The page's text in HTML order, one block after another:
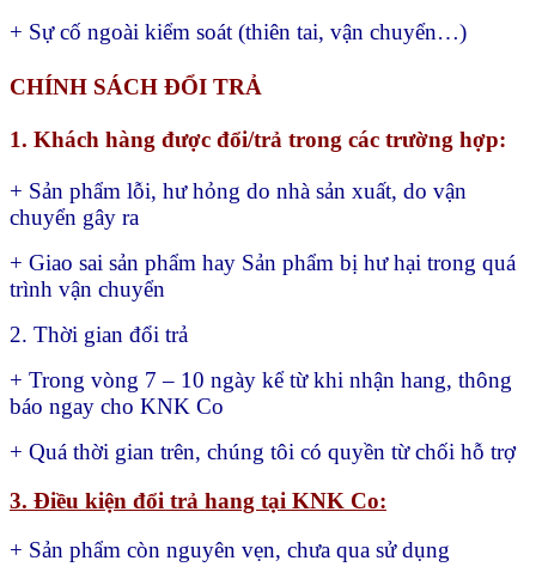
+ Sự cố ngoài kiểm soát (thiên tai, vận chuyển…)
CHÍNH SÁCH ĐỔI TRẢ
1. Khách hàng được đổi/trả trong các trường hợp:
+ Sản phẩm lỗi, hư hỏng do nhà sản xuất, do vận
chuyển gây ra
+ Giao sai sản phẩm hay Sản phẩm bị hư hại trong quá
trình vận chuyển
2. Thời gian đổi trả
+ Trong vòng 7 – 10 ngày kể từ khi nhận hang, thông
báo ngay cho KNK Co
+ Quá thời gian trên, chúng tôi có quyền từ chối hỗ trợ
3. Điều kiện đổi trả hang tại KNK Co:
+ Sản phẩm còn nguyên vẹn, chưa qua sử dụng